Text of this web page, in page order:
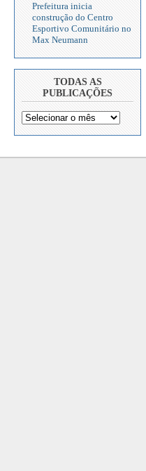
Prefeitura inicia
construção do Centro
Esportivo Comunitário no
Max Neumann
TODAS AS
PUBLICAÇÕES